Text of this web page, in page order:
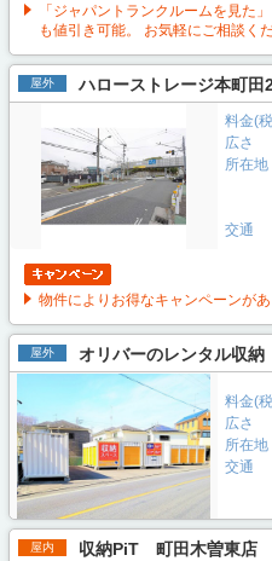
「ジャパントランクルームを見た
も値引き可能。 お気軽にご相談くだ
屋外 ハローストレージ本町田
料金(
広さ
所在地
交通
物件によりお得なキャンペーンが
屋外 オリバーのレンタル収
料金(
広さ
所在地
交通
屋内 収納PiT 町田木曽東店